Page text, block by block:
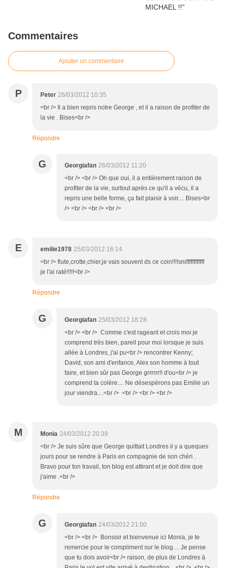
Commentaires
Ajouter un commentaire
P Peter 26/03/2012 10:35
<br /> Il a bien repris notre George , et il a raison de profiter de
la vie . Bises<br />
Répondre
G Georgiafan 26/03/2012 11:20
<br /> <br /> Oh que oui, il a entièrement raison de
profiter de la vie, surtout après ce qu'il a vécu, il a
repris une belle forme, ça fait plaisir à voir.... Bises<br
/> <br /> <br /> <br />
E emilie1978 25/03/2012 16:14
<br /> flute,crotte,chier,je vais souvent ds ce coin!!!!sniffffffffffff
je l'ai raté!!!!!<br />
Répondre
G Georgiafan 25/03/2012 18:28
<br /> <br /> Comme c'est rageant et crois moi je
comprend très bien, pareil pour moi lorsque je suis
allée à Londres, j'ai pu<br /> rencontrer Kenny;
David, son ami d'enfance, Alex son homme à tout
faire, et bien sûr pas George grrrrrr!! d'ou<br /> je
comprend ta colère.... Ne désespérons pas Emilie un
jour viendra....<br /> <br /> <br /> <br />
M Monia 24/03/2012 20:39
<br /> Je suis sûre que George quittait Londres il y a queques
jours pour se rendre à Paris en compagnie de son chéri .
Bravo pour ton travail, ton blog est attirant et je doit dire que
j'aime .<br />
Répondre
G Georgiafan 24/03/2012 21:00
<br /> <br /> Bonsoir et bienvenue ici Monia, je te
remercie pour le compliment sur le blog.... Je pense
que tu dois avoir<br /> raison, de plus de Londres à